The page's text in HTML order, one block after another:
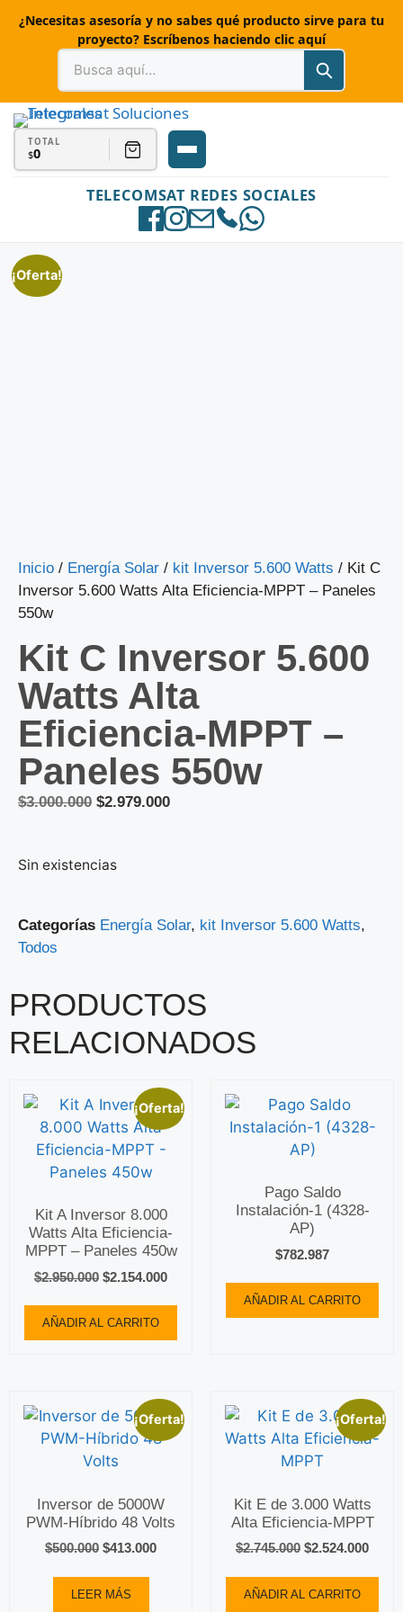
¿Necesitas asesoría y no sabes qué producto sirve para tu
proyecto? Escríbenos haciendo clic aquí
TELECOMSAT REDES SOCIALES
TOTAL
$0
¡Oferta!
Inicio / Energía Solar / kit Inversor 5.600 Watts / Kit C
Inversor 5.600 Watts Alta Eficiencia-MPPT – Paneles
550w
Kit C Inversor 5.600
Watts Alta
Eficiencia-MPPT –
Paneles 550w
$3.000.000 $2.979.000
Sin existencias
Categorías Energía Solar, kit Inversor 5.600 Watts,
Todos
PRODUCTOS
RELACIONADOS
¡Oferta!
Kit A Inversor 8.000
Watts Alta Eficiencia-
MPPT – Paneles 450w
$2.950.000 $2.154.000
AÑADIR AL CARRITO
Pago Saldo
Instalación-1 (4328-
AP)
$782.987
AÑADIR AL CARRITO
¡Oferta!
Inversor de 5000W
PWM-Híbrido 48 Volts
$500.000 $413.000
LEER MÁS
¡Oferta!
Kit E de 3.000 Watts
Alta Eficiencia-MPPT
$2.745.000 $2.524.000
AÑADIR AL CARRITO